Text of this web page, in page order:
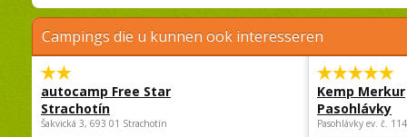
Campings die u kunnen ook interesseren
autocamp Free Star
Strachotín
Šakvická 3, 693 01 Strachotín
Kemp Merkur
Pasohlávky
Pasohlávky ev. č.